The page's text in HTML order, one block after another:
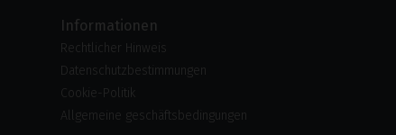
Informationen
Rechtlicher Hinweis
Datenschutzbestimmungen
Cookie-Politik
Allgemeine geschäftsbedingungen